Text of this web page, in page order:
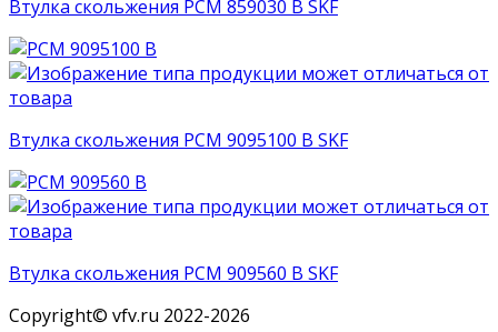
Втулка скольжения PCM 859030 B SKF
Втулка скольжения PCM 9095100 B SKF
Втулка скольжения PCM 909560 B SKF
Copyright© vfv.ru 2022-2026